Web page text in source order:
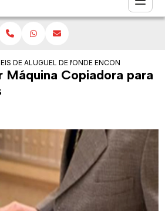
DE COPIADORAS
ALUGUEL DE MAQUINA COPIADORA
ONDE ENCONTRAR
Máquina Copiadora para